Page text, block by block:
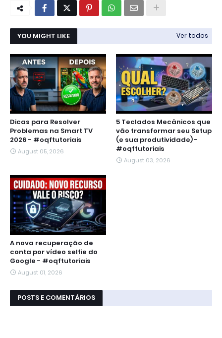
YOU MIGHT LIKE Ver todos
Dicas para Resolver
Problemas na Smart TV
2026 - #oqftutoriais
August 05, 2026
5 Teclados Mecânicos que
vão transformar seu Setup
(e sua produtividade) -
#oqftutoriais
August 03, 2026
A nova recuperação de
conta por vídeo selfie do
Google - #oqftutoriais
August 01, 2026
POSTS E COMENTÁRIOS